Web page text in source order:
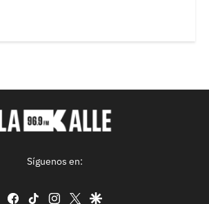
Síguenos en:
facebook
tiktok instagram
twittergoogle